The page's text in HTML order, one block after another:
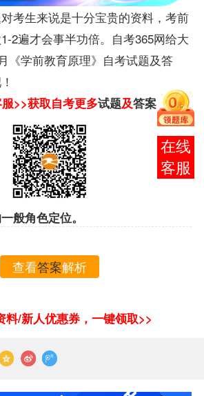
在线
客服
对考生来说是十分宝贵的资料，考前
2遍才会事半功倍。自考365网给大
《学前教育原理》自考试题及答
>>获取自考更多试题及答案
般角色定位。
查看答案解析
料/新人优惠券，一键领取>>